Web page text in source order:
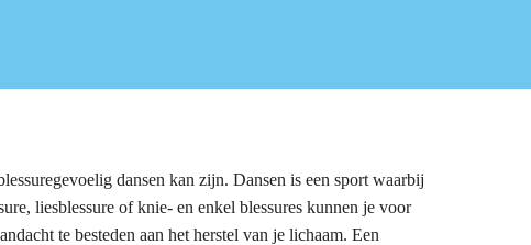
dansen kan zijn. Dansen is een sport waarbij
liesblessure of knie- en enkel blessures kunnen je voor
te besteden aan het herstel van je lichaam. Een